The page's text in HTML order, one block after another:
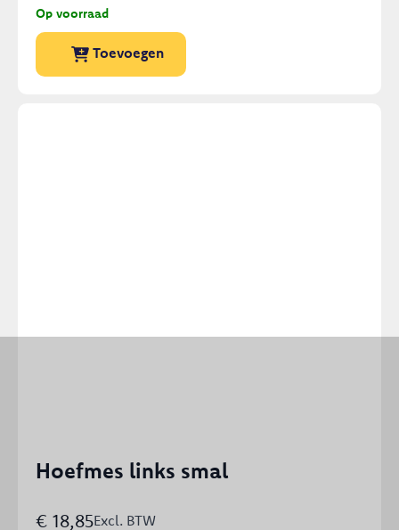
Op voorraad
Toevoegen
Hoefmes links smal
€ 18,85Excl. BTW